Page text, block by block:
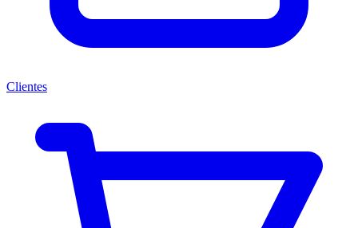
Clientes